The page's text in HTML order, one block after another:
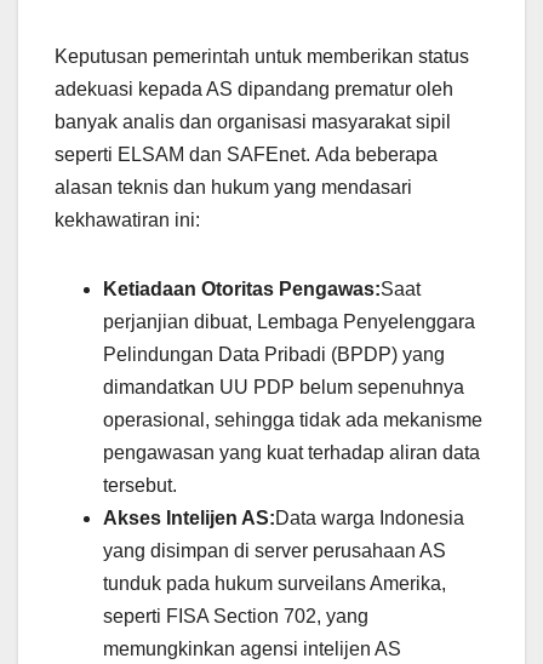
Keputusan pemerintah untuk memberikan status
adekuasi kepada AS dipandang prematur oleh
banyak analis dan organisasi masyarakat sipil
seperti ELSAM dan SAFEnet. Ada beberapa
alasan teknis dan hukum yang mendasari
kekhawatiran ini:
Ketiadaan Otoritas Pengawas:Saat
perjanjian dibuat, Lembaga Penyelenggara
Pelindungan Data Pribadi (BPDP) yang
dimandatkan UU PDP belum sepenuhnya
operasional, sehingga tidak ada mekanisme
pengawasan yang kuat terhadap aliran data
tersebut.
Akses Intelijen AS:Data warga Indonesia
yang disimpan di server perusahaan AS
tunduk pada hukum surveilans Amerika,
seperti FISA Section 702, yang
memungkinkan agensi intelijen AS